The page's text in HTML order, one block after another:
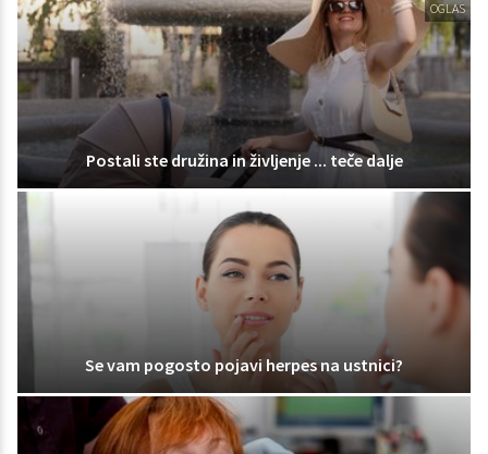
OGLAS
Postali ste družina in življenje ... teče dalje
Se vam pogosto pojavi herpes na ustnici?